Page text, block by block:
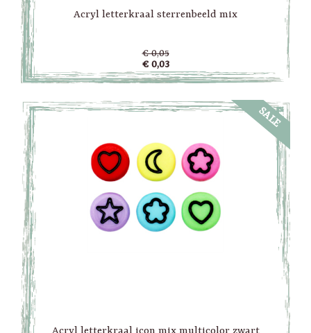
Acryl letterkraal sterrenbeeld mix
€ 0,05
€ 0,03
SALE